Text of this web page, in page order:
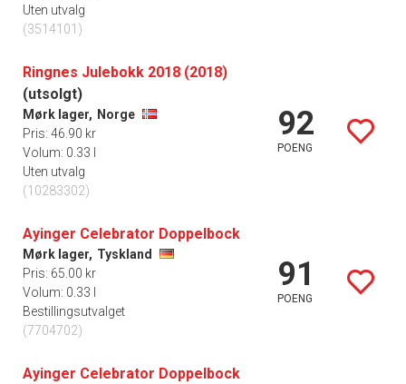
Uten utvalg
(3514101)
Ringnes Julebokk 2018 (2018)
(utsolgt)
Mørk lager, Norge
Pris: 46.90 kr
Volum: 0.33 l
Uten utvalg
(10283302)
92
POENG
Ayinger Celebrator Doppelbock
Mørk lager, Tyskland
Pris: 65.00 kr
Volum: 0.33 l
Bestillingsutvalget
(7704702)
91
POENG
Ayinger Celebrator Doppelbock